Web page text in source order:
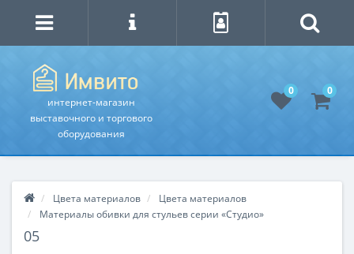
интернет-магазин
выставочного и торгового
оборудования
0 0
Цвета материалов
Цвета материалов
Материалы обивки для стульев серии «Студио»
05